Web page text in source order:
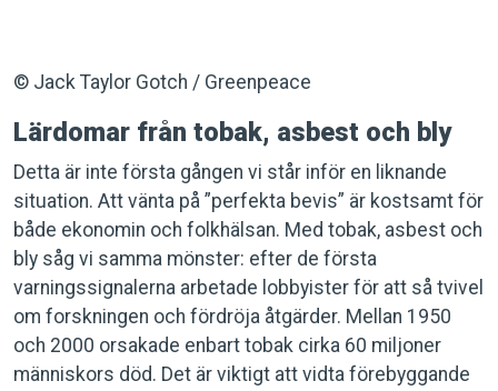
© Jack Taylor Gotch / Greenpeace
Lärdomar från tobak, asbest och bly
Detta är inte första gången vi står inför en liknande
situation. Att vänta på ”perfekta bevis” är kostsamt för
både ekonomin och folkhälsan. Med tobak, asbest och
bly såg vi samma mönster: efter de första
varningssignalerna arbetade lobbyister för att så tvivel
om forskningen och fördröja åtgärder. Mellan 1950
och 2000 orsakade enbart tobak cirka 60 miljoner
människors död. Det är viktigt att vidta förebyggande